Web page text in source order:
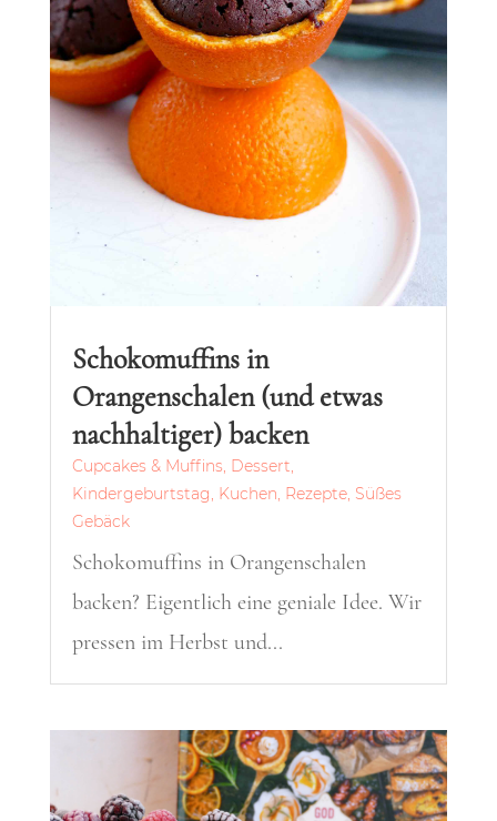
Schokomuffins in
Orangenschalen (und etwas
nachhaltiger) backen
Cupcakes & Muffins, Dessert,
Kindergeburtstag, Kuchen, Rezepte, Süßes
Gebäck
Schokomuffins in Orangenschalen
backen? Eigentlich eine geniale Idee. Wir
pressen im Herbst und...